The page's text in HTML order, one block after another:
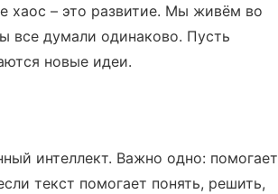
хаос – это развитие. Мы живём во
все думали одинаково. Пусть
новые идеи.
интеллект. Важно одно: помогает
текст помогает понять, решить,